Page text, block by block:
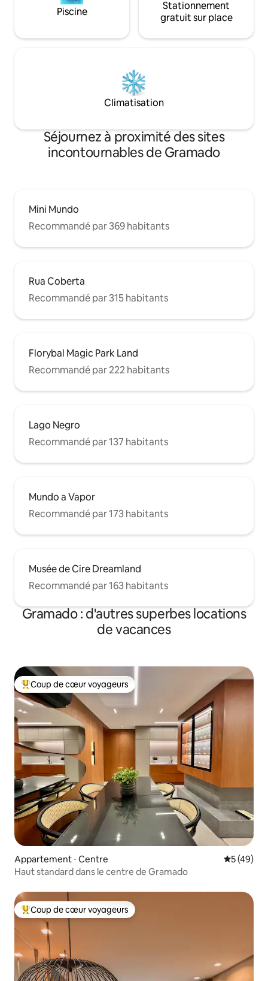
Piscine
Stationnement
gratuit sur place
Climatisation
Séjournez à proximité des sites
incontournables de Gramado
Mini Mundo
Recommandé par 369 habitants
Rua Coberta
Recommandé par 315 habitants
Florybal Magic Park Land
Recommandé par 222 habitants
Lago Negro
Recommandé par 137 habitants
Mundo a Vapor
Recommandé par 173 habitants
Musée de Cire Dreamland
Recommandé par 163 habitants
Gramado : d'autres superbes locations
de vacances
Coups de cœur voyageurs les plus appréciés
Coup de cœur voyageurs
Appartement ⋅ Centre
5 (49)
Haut standard dans le centre de Gramado
Coups de cœur voyageurs les plus appréciés
Coup de cœur voyageurs